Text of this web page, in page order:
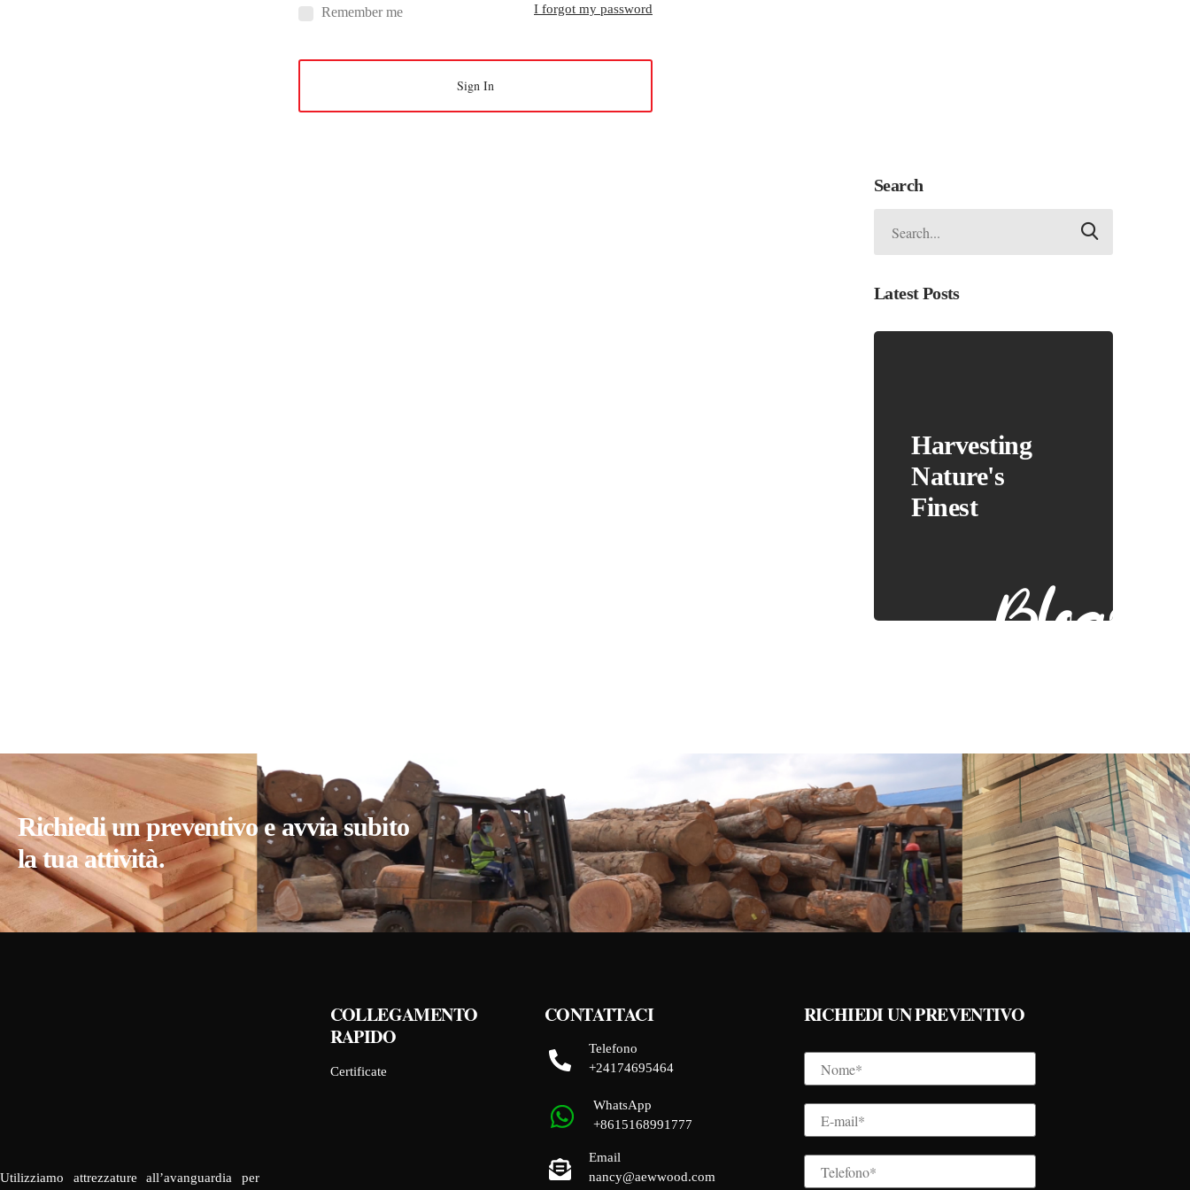
Remember me I forgot my password
Sign In
Search
Latest Posts
Harvesting
Nature's
Finest
Blogs
Richiedi un preventivo e avvia subito
la tua attività.
Utilizziamo attrezzature all’avanguardia per
COLLEGAMENTO
RAPIDO
Certificate
CONTATTACI
Telefono
+24174695464
WhatsApp
+8615168991777
Email
nancy@aewwood.com
RICHIEDI UN PREVENTIVO